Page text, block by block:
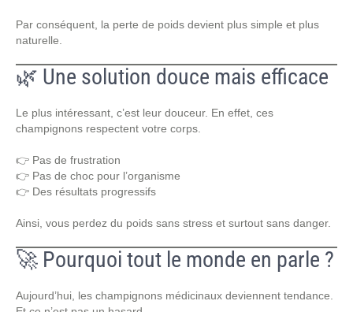
Par conséquent, la perte de poids devient plus simple et plus
naturelle.
🌿 Une solution douce mais efficace
Le plus intéressant, c’est leur douceur. En effet, ces
champignons respectent votre corps.
👉 Pas de frustration
👉 Pas de choc pour l’organisme
👉 Des résultats progressifs
Ainsi, vous perdez du poids sans stress et surtout sans danger.
🚀 Pourquoi tout le monde en parle ?
Aujourd’hui, les champignons médicinaux deviennent tendance.